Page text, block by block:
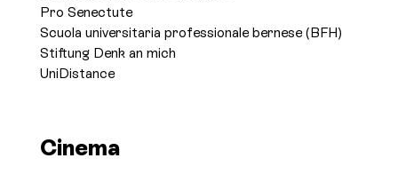
Pro Senectute
Scuola universitaria professionale bernese (BFH)
Stiftung Denk an mich
UniDistance
Cinema